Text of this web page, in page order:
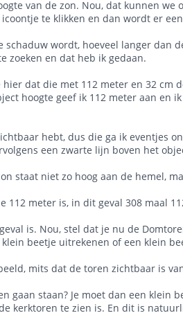
van de zon. Nou, dat kunnen
te klikken en dan wordt er
wordt, hoeveel langer dan
zoeken en dat heb ik gedaan.
dat die met 112 meter en 32
hoogte geef ik 112 meter aan en
hebt, dus die ga ik eventjes
een zwarte lijn boven het
staat niet zo hoog aan de hemel,
meter is, in dit geval 308 maal
is. Nou, stel dat je nu de
beetje uitrekenen of een klein
mits dat de toren zichtbaar is
staan? Je moet dan een klein
kerktoren te zien is. En dit is